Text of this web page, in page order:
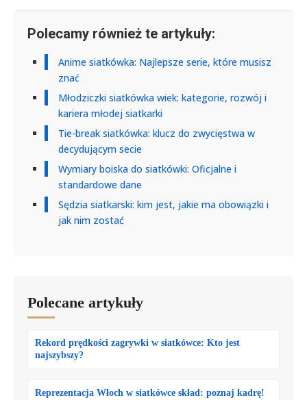
Polecamy również te artykuły:
Anime siatkówka: Najlepsze serie, które musisz
znać
Młodziczki siatkówka wiek: kategorie, rozwój i
kariera młodej siatkarki
Tie-break siatkówka: klucz do zwycięstwa w
decydującym secie
Wymiary boiska do siatkówki: Oficjalne i
standardowe dane
Sędzia siatkarski: kim jest, jakie ma obowiązki i
jak nim zostać
Polecane artykuły
Rekord prędkości zagrywki w siatkówce: Kto jest
najszybszy?
Reprezentacja Włoch w siatkówce skład: poznaj kadrę!